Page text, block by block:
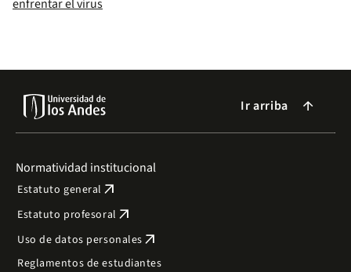
enfrentar el virus
Ir arriba arrow_forward
Normatividad institucional
Estatuto general arrow_outward
Estatuto profesoral arrow_outward
Uso de datos personales arrow_outward
Reglamentos de estudiantes